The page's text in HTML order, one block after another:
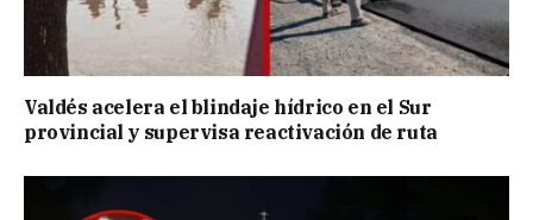
Valdés acelera el blindaje hídrico en el Sur
provincial y supervisa reactivación de ruta